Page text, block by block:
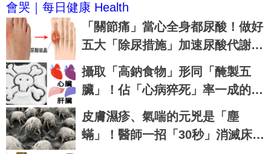
會哭｜每日健康 Health
「關節痛」當心全身都尿酸！做好
五大「除尿措施」加速尿酸代謝、
即刻預防痛風、腎衰竭｜每日健康
Health
攝取「高鈉食物」形同「醃製五
臟」！佔「心病猝死」率一成的多
鹽六危機！｜每日健康 Health
皮膚濕疹、氣喘的元兇是「塵
蟎」！醫師一招「30秒」消滅床單